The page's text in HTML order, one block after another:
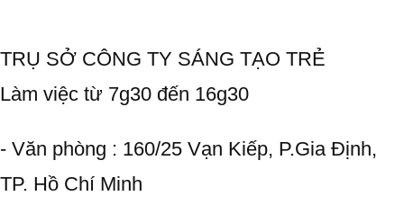
TRỤ SỞ CÔNG TY SÁNG TẠO TRẺ
Làm việc từ 7g30 đến 16g30
- Văn phòng : 160/25 Vạn Kiếp, P.Gia Định,
TP. Hồ Chí Minh